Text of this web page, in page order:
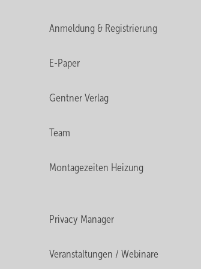
Anmeldung & Registrierung
E-Paper
Gentner Verlag
Team
Montagezeiten Heizung
Privacy Manager
Veranstaltungen / Webinare